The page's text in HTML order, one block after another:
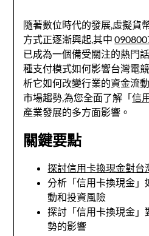
隨著數位時代的發展,虛擬貨
方式正逐漸興起,其中
已成為一個備受關注的熱門
種支付模式如何影響台灣電
析它如何改變行業的資金流
市場趨勢,為您全面了解「信
產業發展的多方面影響。
關鍵要點
探討信用卡換現金對台
分析「信用卡換現金」
動和投資風險
探討「信用卡換現金」
勢的影響